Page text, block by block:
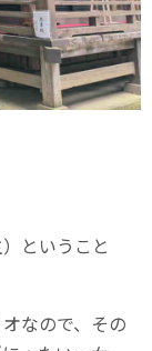
ということ
なので、その